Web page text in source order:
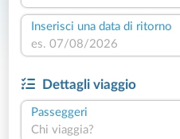
Inserisci una data di ritorno
Dettagli viaggio
Passeggeri
Chi viaggia?